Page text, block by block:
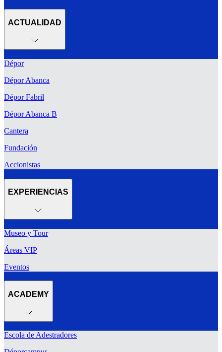
ACTUALIDAD
Dépor
Dépor Abanca
Dépor Fabril
Dépor Abanca B
Cantera
Fundación
Accionistas
EXPERIENCIAS
Museo y Tour
Áreas VIP
Eventos
ACADEMY
Escola de Adestradores